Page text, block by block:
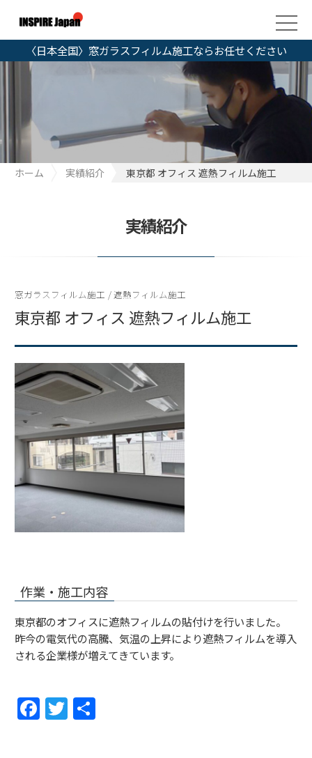
〈日本全国〉窓ガラスフィルム施工ならお任せください
ホーム 実績紹介 東京都 オフィス 遮熱フィルム施工
実績紹介
窓ガラスフィルム施工 /遮熱フィルム施工
東京都 オフィス 遮熱フィルム施工
作業・施工内容
東京都のオフィスに遮熱フィルムの貼付けを行いました。
昨今の電気代の高騰、気温の上昇により遮熱フィルムを導入
される企業様が増えてきています。
F
a
T
w